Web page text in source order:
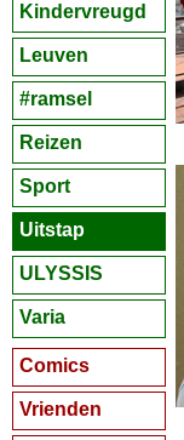
Kindervreugd
Leuven
#ramsel
Reizen
Sport
Uitstap
ULYSSIS
Varia
Comics
Vrienden